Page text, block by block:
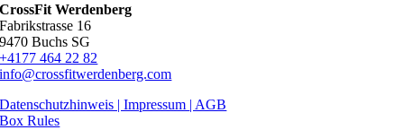
CrossFit Werdenberg
Fabrikstrasse 16
9470 Buchs SG
+4177 464 22 82
info@crossfitwerdenberg.com
Datenschutzhinweis | Impressum | AGB
Box Rules